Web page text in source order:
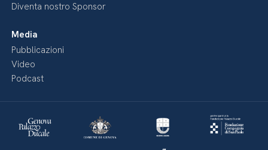
Diventa nostro Sponsor
Media
Pubblicazioni
Video
Podcast